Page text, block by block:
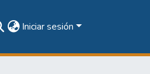
Iniciar sesión